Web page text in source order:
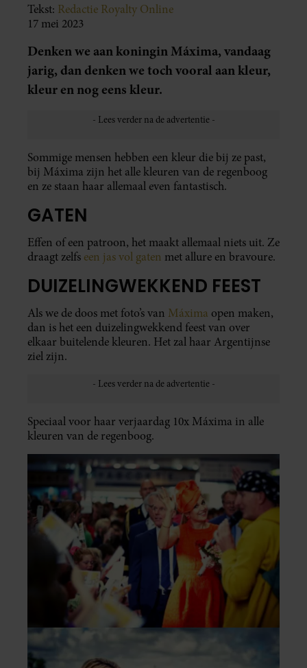
Tekst: Redactie Royalty Online
17 mei 2023
Denken we aan koningin Máxima, vandaag
jarig, dan denken we toch vooral aan kleur,
kleur en nog eens kleur.
Sommige mensen hebben een kleur die bij ze past,
bij Máxima zijn het alle kleuren van de regenboog
en ze staan haar allemaal even fantastisch.
GATEN
Effen of een patroon, het maakt allemaal niets uit. Ze
draagt zelfs een jas vol gaten met allure en bravoure.
DUIZELINGWEKKEND FEEST
Als we de doos met foto’s van Máxima open maken,
dan is het een duizelingwekkend feest van over
elkaar buitelende kleuren. Het zal haar Argentijnse
ziel zijn.
Speciaal voor haar verjaardag 10x Máxima in alle
kleuren van de regenboog.